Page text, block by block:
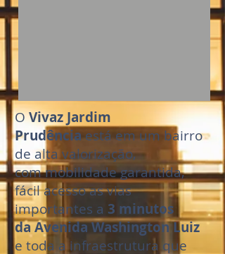
OVivaz Jardim
Prudênciaestá em um bairro
de alta valorização,
com mobilidade garantida,
fácil acesso as vias
importantes a 3 minutos
da Avenida Washington Luiz
e toda a infraestrutura que